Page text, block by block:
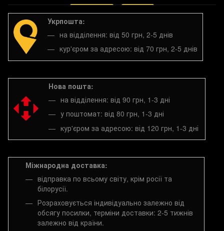
Укрпошта:
на відділення: від 50 грн, 2-5 днів
кур'єром за адресою: від 70 грн, 2-5 днів
Нова пошта:
на відділення: від 90 грн, 1-3 дні
у поштомат: від 80 грн, 1-3 дні
кур'єром за адресою: від 120 грн, 1-3 дні
Міжнародна доставка:
відправка по всьому світу, крім росії та
білорусії.
Розраховується індивідуально залежно від
обсягу посилки, терміни доставки: 2-5 тижнів
залежно від країни.